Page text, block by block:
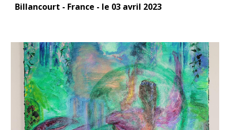
Billancourt - France - le 03 avril 2023